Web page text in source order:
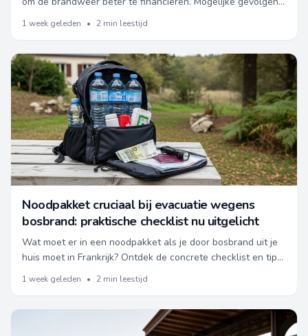
voor verzekerden en huiseigenaren in Frankrijk.
1 week geleden • 2 min leestijd
Noodpakket cruciaal bij evacuatie wegens
bosbrand: praktische checklist nu uitgelicht
Wat moet er in een noodpakket als je door bosbrand uit je
huis moet in Frankrijk? Ontdek de concrete checklist en tips
voor bewoners en vakantiegangers.
1 week geleden • 2 min leestijd